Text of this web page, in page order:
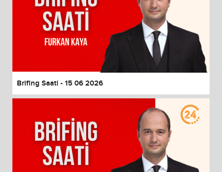
Brifing Saati - 15 06 2026